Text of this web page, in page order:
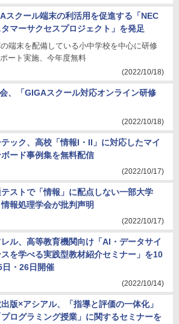
スクール端末の利活用を促進する「NEC
マーサクセスプロジェクト」を発足
の端末を配備している小中学校を中心に研修
ート実施、今年度無料
(2022/10/18)
、「GIGAスクール対応オンライン研修
(2022/10/18)
ック、高校「情報I・II」に対応したマイ
ボード事例集を無料配信
(2022/10/17)
ストで「情報」に配点しない一部大学
報処理学会が批判声明
(2022/10/17)
ル、高等教育機関向け「AI・データサイ
スを学べる実践型教材紹介セミナー」を10
日・26日開催
(2022/10/14)
版×アシアル、「指導と評価の一体化」
プログラミング授業」に関するセミナーを